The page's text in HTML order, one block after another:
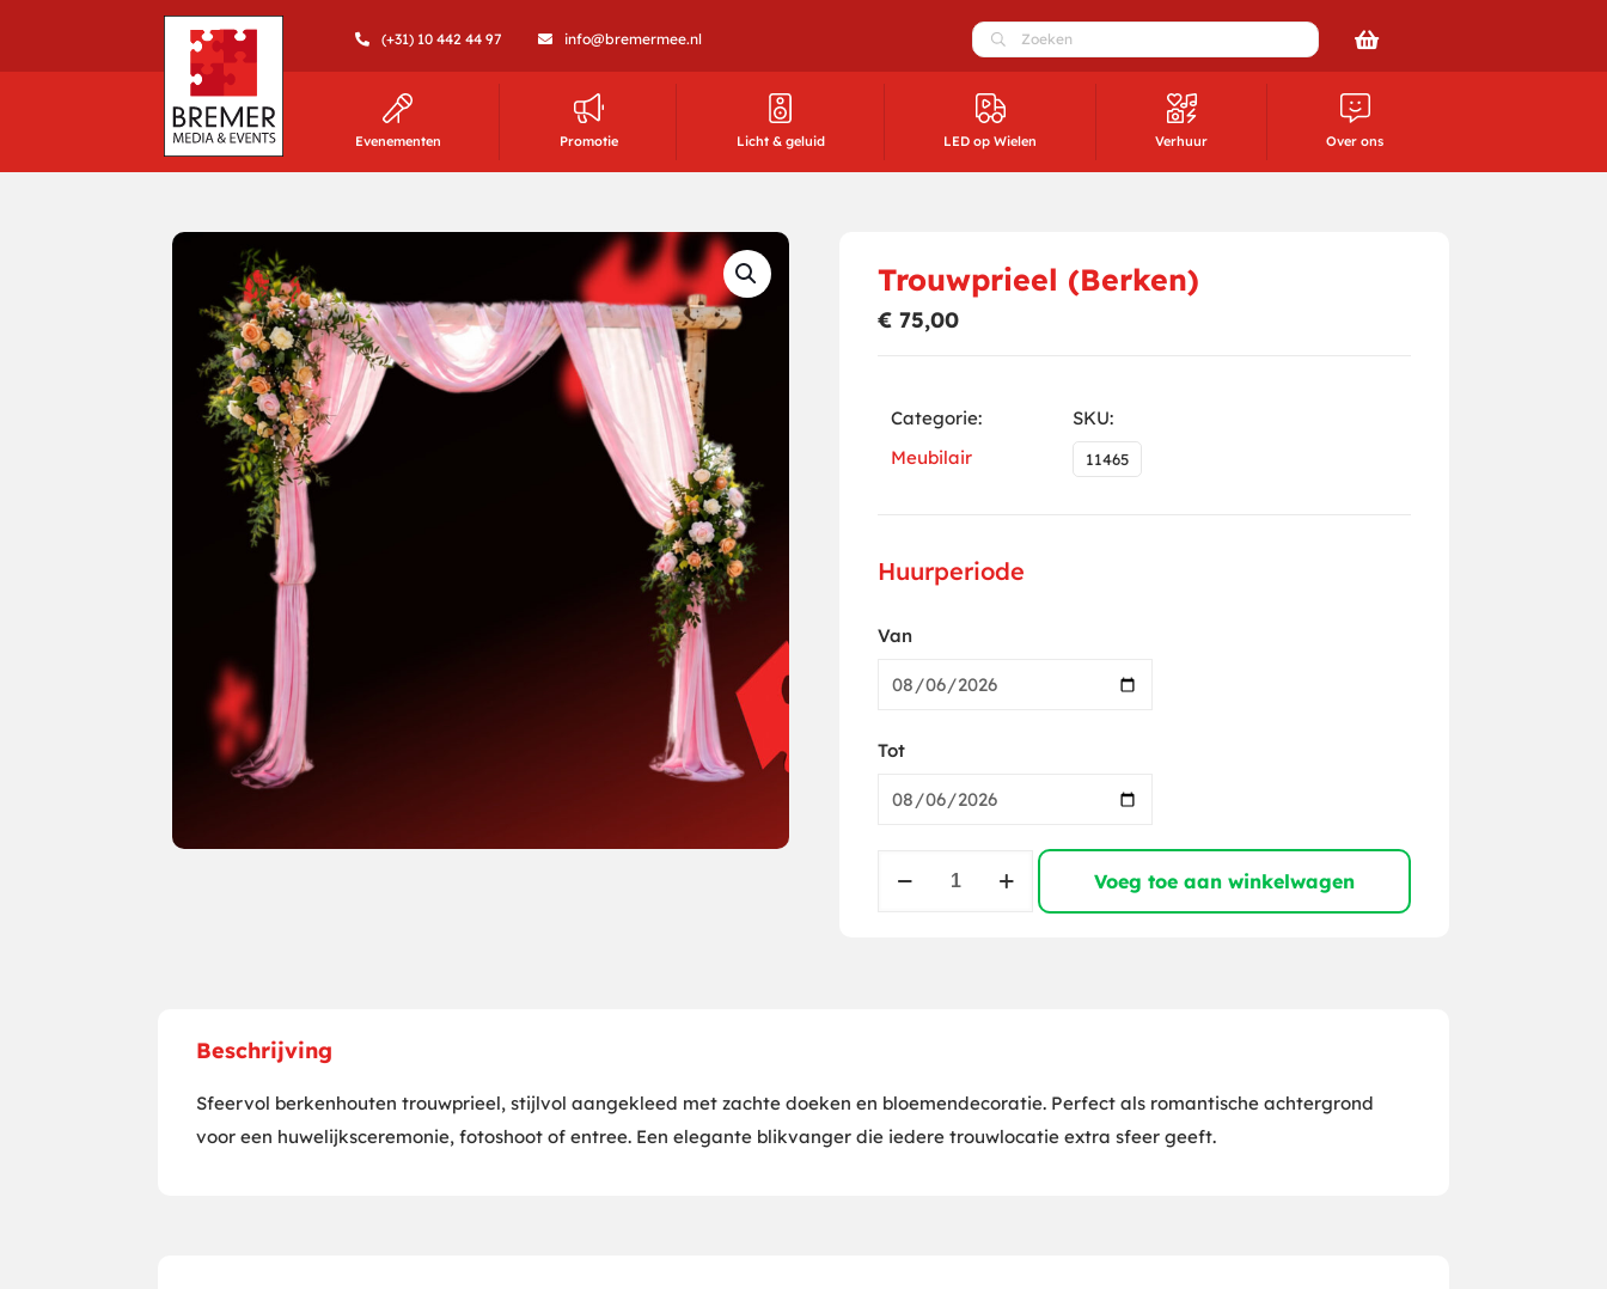
(+31) 10 442 44 97 info@bremermee.nl
Evenementen Promotie Licht & geluid LED op Wielen Verhuur Over ons
Trouwprieel (Berken)
€ 75,00
Categorie:
Meubilair
SKU:
11465
Huurperiode
Van
Tot
Voeg toe aan winkelwagen
Beschrijving
Sfeervol berkenhouten trouwprieel, stijlvol aangekleed met zachte doeken en bloemendecoratie. Perfect als romantische achtergrond
voor een huwelijksceremonie, fotoshoot of entree. Een elegante blikvanger die iedere trouwlocatie extra sfeer geeft.